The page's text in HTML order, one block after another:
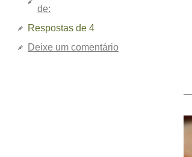
de:
Respostas de 4
Deixe um comentário